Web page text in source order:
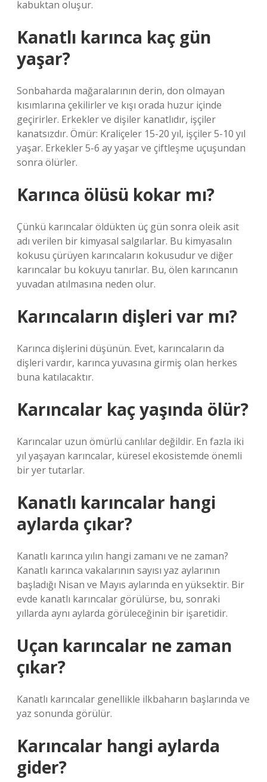
kabuktan oluşur.
Kanatlı karınca kaç gün
yaşar?
Sonbaharda mağaralarının derin, don olmayan
kısımlarına çekilirler ve kışı orada huzur içinde
geçirirler. Erkekler ve dişiler kanatlıdır, işçiler
kanatsızdır. Ömür: Kraliçeler 15-20 yıl, işçiler 5-10 yıl
yaşar. Erkekler 5-6 ay yaşar ve çiftleşme uçuşundan
sonra ölürler.
Karınca ölüsü kokar mı?
Çünkü karıncalar öldükten üç gün sonra oleik asit
adı verilen bir kimyasal salgılarlar. Bu kimyasalın
kokusu çürüyen karıncaların kokusudur ve diğer
karıncalar bu kokuyu tanırlar. Bu, ölen karıncanın
yuvadan atılmasına neden olur.
Karıncaların dişleri var mı?
Karınca dişlerini düşünün. Evet, karıncaların da
dişleri vardır, karınca yuvasına girmiş olan herkes
buna katılacaktır.
Karıncalar kaç yaşında ölür?
Karıncalar uzun ömürlü canlılar değildir. En fazla iki
yıl yaşayan karıncalar, küresel ekosistemde önemli
bir yer tutarlar.
Kanatlı karıncalar hangi
aylarda çıkar?
Kanatlı karınca yılın hangi zamanı ve ne zaman?
Kanatlı karınca vakalarının sayısı yaz aylarının
başladığı Nisan ve Mayıs aylarında en yüksektir. Bir
evde kanatlı karıncalar görülürse, bu, sonraki
yıllarda aynı aylarda görüleceğinin bir işaretidir.
Uçan karıncalar ne zaman
çıkar?
Kanatlı karıncalar genellikle ilkbaharın başlarında ve
yaz sonunda görülür.
Karıncalar hangi aylarda
gider?